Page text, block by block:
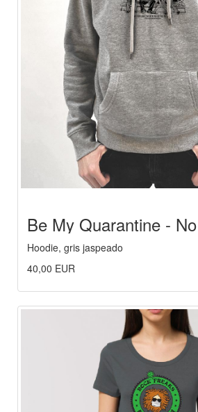
Be My Quarantine -
No Life
Hoodie, gris jaspeado
40,00 EUR